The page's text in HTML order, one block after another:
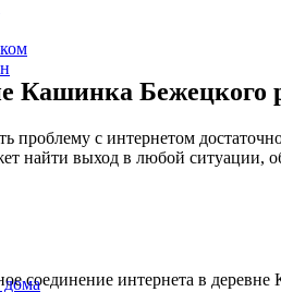
Кашинка Бежецкого
проблему с интернетом
найти выход в любой ситуации,
соединение интернета в